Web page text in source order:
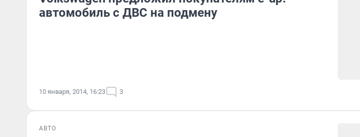
автомобиль с ДВС на подмену
10 января, 2014, 16:23 3
АВТО